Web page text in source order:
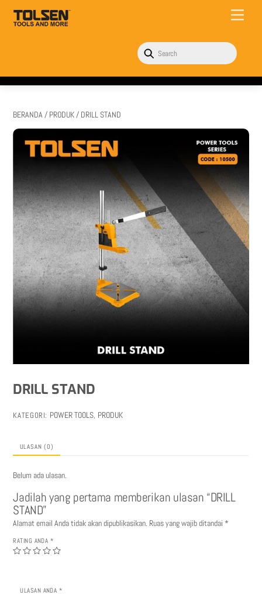
content
Menu
BERANDA/ PRODUK/ DRILL STAND
DRILL STAND
KATEGORI: POWER TOOLS, PRODUK
ULASAN (0)
Belum ada ulasan.
Jadilah yang pertama memberikan ulasan “DRILL
STAND”
Alamat email Anda tidak akan dipublikasikan. Ruas yang wajib ditandai *
RATING ANDA *
ULASAN ANDA *